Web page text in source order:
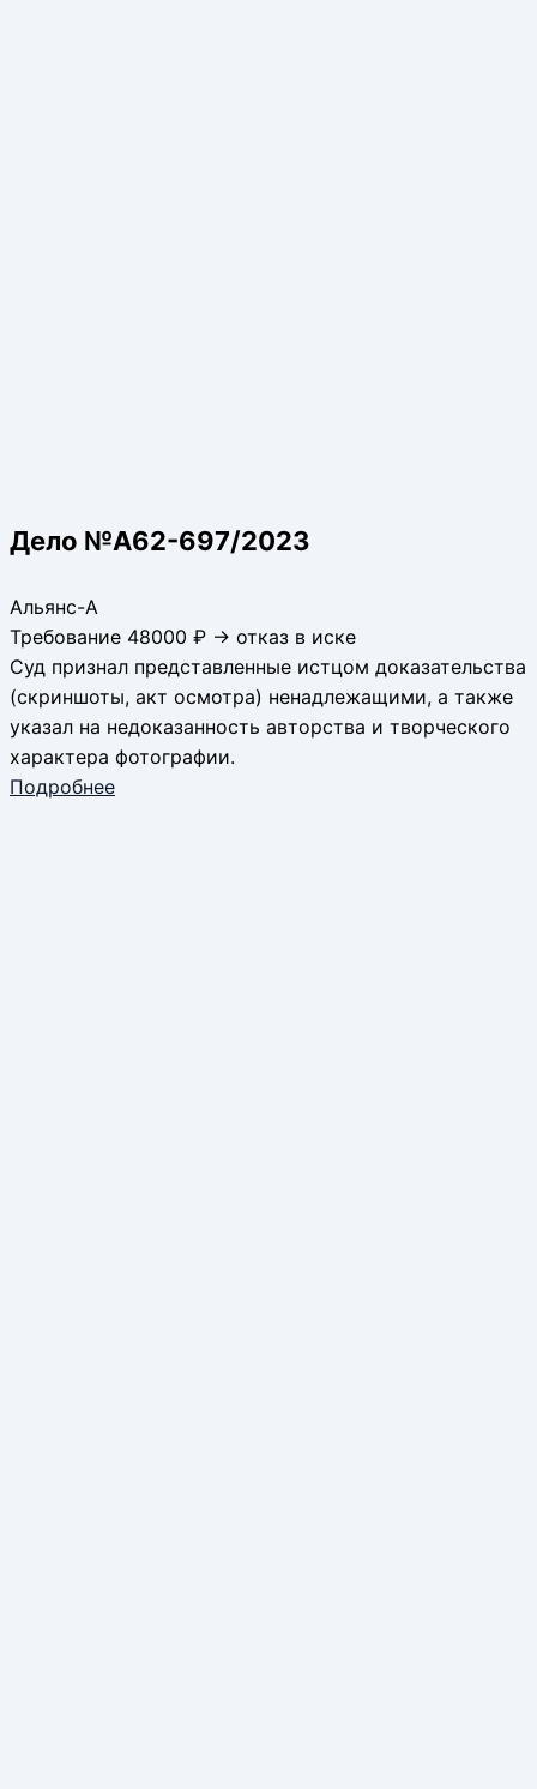
Дело №А62-697/2023
Альянс-А
Требование 48000 ₽ → отказ в иске
Суд признал представленные истцом доказательства
(скриншоты, акт осмотра) ненадлежащими, а также
указал на недоказанность авторства и творческого
характера фотографии.
Подробнее